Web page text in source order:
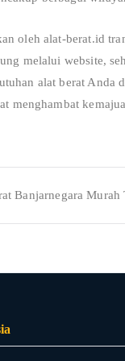
oleh alat-berat.id
melalui website,
alat berat Anda
menghambat
Banjarnegara Murah